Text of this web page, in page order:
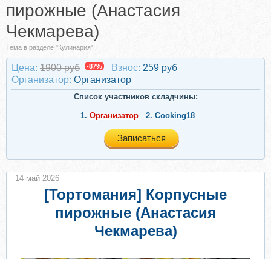
пирожные (Анастасия
Чекмарева)
Тема в разделе "Кулинария"
Цена: 1900 руб -87% Взнос: 259 руб
Организатор: Организатор
Список участников складчины:
1. Организатор 2. Cooking18
Записаться
[Тортомания] Корпусные
пирожные (Анастасия
Чекмарева)
14 май 2026